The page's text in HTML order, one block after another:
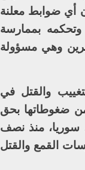
أي ضوابط معلنة
وتحكمه بممارسة
وهي مسؤولة
والقتل في
ضغوطاتها بحق
سوريا، منذ نصف
القمع والقتل